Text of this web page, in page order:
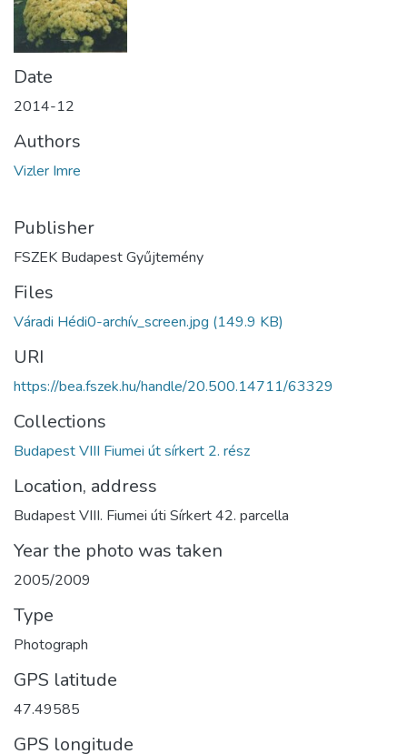
Date
2014-12
Authors
Vizler Imre
Publisher
FSZEK Budapest Gyűjtemény
Files
Váradi Hédi0-archív_screen.jpg (149.9 KB)
URI
https://bea.fszek.hu/handle/20.500.14711/63329
Collections
Budapest VIII Fiumei út sírkert 2. rész
Location, address
Budapest VIII. Fiumei úti Sírkert 42. parcella
Year the photo was taken
2005/2009
Type
Photograph
GPS latitude
47.49585
GPS longitude